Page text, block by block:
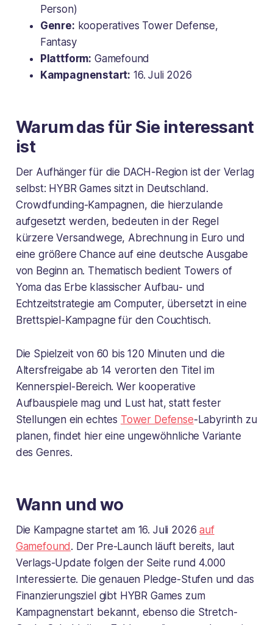
Person)
Genre: kooperatives Tower Defense,
Fantasy
Plattform: Gamefound
Kampagnenstart: 16. Juli 2026
Warum das für Sie interessant
ist
Der Aufhänger für die DACH-Region ist der Verlag
selbst: HYBR Games sitzt in Deutschland.
Crowdfunding-Kampagnen, die hierzulande
aufgesetzt werden, bedeuten in der Regel
kürzere Versandwege, Abrechnung in Euro und
eine größere Chance auf eine deutsche Ausgabe
von Beginn an. Thematisch bedient Towers of
Yoma das Erbe klassischer Aufbau- und
Echtzeitstrategie am Computer, übersetzt in eine
Brettspiel-Kampagne für den Couchtisch.
Die Spielzeit von 60 bis 120 Minuten und die
Altersfreigabe ab 14 verorten den Titel im
Kennerspiel-Bereich. Wer kooperative
Aufbauspiele mag und Lust hat, statt fester
Stellungen ein echtes Tower Defense-Labyrinth zu
planen, findet hier eine ungewöhnliche Variante
des Genres.
Wann und wo
Die Kampagne startet am 16. Juli 2026auf
Gamefound . Der Pre-Launch läuft bereits, laut
Verlags-Update folgen der Seite rund 4.000
Interessierte. Die genauen Pledge-Stufen und das
Finanzierungsziel gibt HYBR Games zum
Kampagnenstart bekannt, ebenso die Stretch-